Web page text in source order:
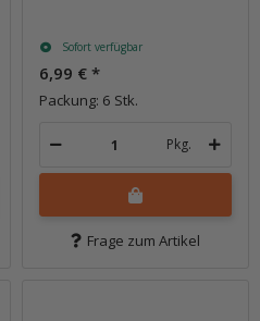
Sofort verfügbar
6,99 € *
Packung: 6 Stk.
Pkg.
Frage zum Artikel